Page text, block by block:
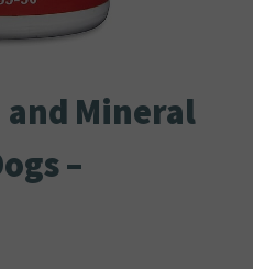
Mineral
–